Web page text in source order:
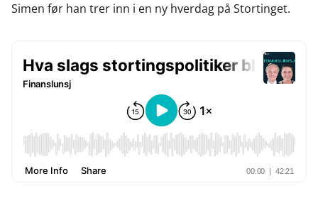
Simen før han trer inn i en ny hverdag på Stortinget.